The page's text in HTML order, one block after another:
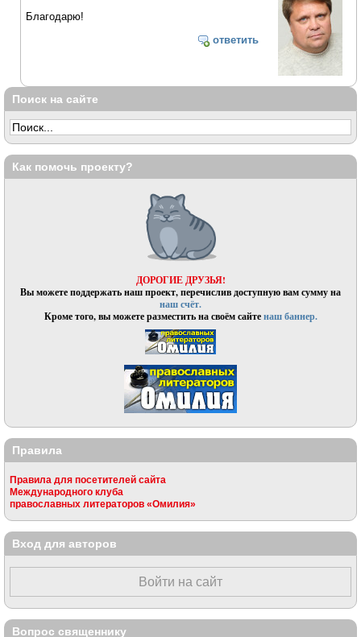
Благодарю!
ответить
Поиск на сайте
Как помочь проекту?
ДОРОГИЕ ДРУЗЬЯ!
Вы можете поддержать наш проект, перечислив доступную вам сумму на
наш счёт.
Кроме того, вы можете разместить на своём сайтенаш баннер.
Правила
Правила для посетителей сайта
Международного клуба
православных литераторов «Омилия»
Вход для авторов
Войти на сайт
Вопрос священнику